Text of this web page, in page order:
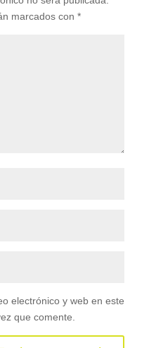
marcados con *
electrónico y web en este
que comente.